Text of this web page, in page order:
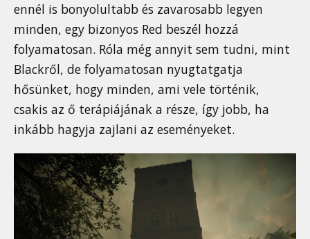
ennél is bonyolultabb és zavarosabb legyen
minden, egy bizonyos Red beszél hozzá
folyamatosan. Róla még annyit sem tudni, mint
Blackről, de folyamatosan nyugtatgatja
hősünket, hogy minden, ami vele történik,
csakis az ő terápiájának a része, így jobb, ha
inkább hagyja zajlani az eseményeket.